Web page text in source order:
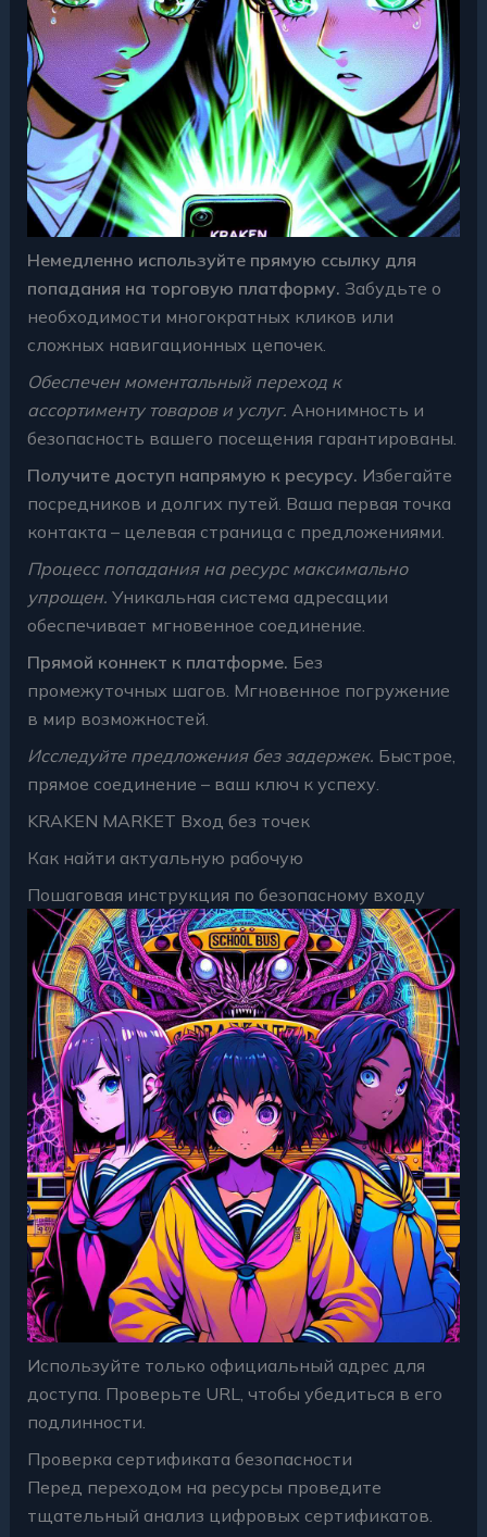
Немедленно используйте прямую ссылку для
попадания на торговую платформу. Забудьте о
необходимости многократных кликов или
сложных навигационных цепочек.
Обеспечен моментальный переход к
ассортименту товаров и услуг. Анонимность и
безопасность вашего посещения гарантированы.
Получите доступ напрямую к ресурсу. Избегайте
посредников и долгих путей. Ваша первая точка
контакта – целевая страница с предложениями.
Процесс попадания на ресурс максимально
упрощен. Уникальная система адресации
обеспечивает мгновенное соединение.
Прямой коннект к платформе. Без
промежуточных шагов. Мгновенное погружение
в мир возможностей.
Исследуйте предложения без задержек. Быстрое,
прямое соединение – ваш ключ к успеху.
KRAKEN MARKET Вход без точек
Как найти актуальную рабочую
Пошаговая инструкция по безопасному входу
Используйте только официальный адрес для
доступа. Проверьте URL, чтобы убедиться в его
подлинности.
Проверка сертификата безопасности
Перед переходом на ресурсы проведите
тщательный анализ цифровых сертификатов.